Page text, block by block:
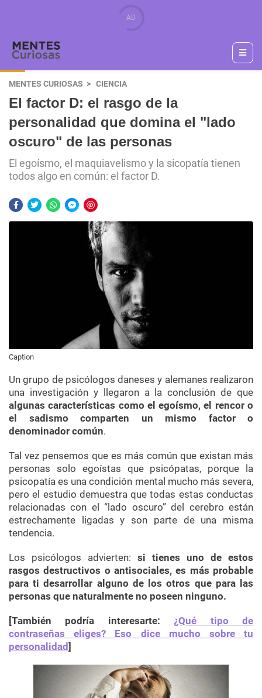
MENTES CURIOSAS CIENCIA
El factor D: el rasgo de la
personalidad que domina el "lado
oscuro" de las personas
El egoísmo, el maquiavelismo y la sicopatía tienen
todos algo en común: el factor D.
Caption
Un grupo de psicólogos daneses y alemanes realizaron
una investigación y llegaron a la conclusión de que
algunas características como el egoísmo, el rencor o
el sadismo comparten un mismo factor o
denominador común.
Tal vez pensemos que es más común que existan más
personas solo egoístas que psicópatas, porque la
psicopatía es una condición mental mucho más severa,
pero el estudio demuestra que todas estas conductas
relacionadas con el “lado oscuro” del cerebro están
estrechamente ligadas y son parte de una misma
tendencia.
Los psicólogos advierten: si tienes uno de estos
rasgos destructivos o antisociales, es más probable
para ti desarrollar alguno de los otros que para las
personas que naturalmente no poseen ninguno.
[También podría interesarte:¿Qué tipo de
contraseñas eliges? Eso dice mucho sobre tu
personalidad]